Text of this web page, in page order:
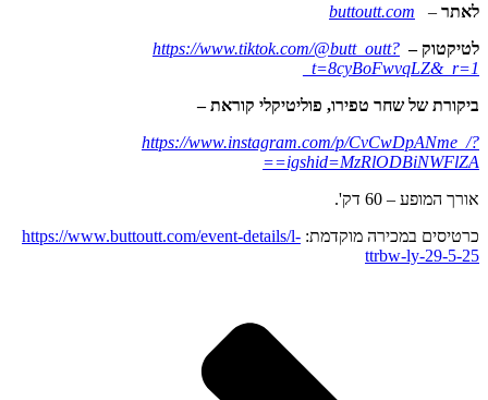
לאתר –
buttoutt.com
לטיקטוק – https://www.tiktok.com/@butt_outt?
_t=8cyBoFwvqLZ&_r=1
ביקורת של שחר טפירו, פוליטיקלי קוראת –
https://www.instagram.com/p/CvCwDpANme_/?
igshid=MzRlODBiNWFlZA==
אורך המופע – 60 דק'.
כרטיסים במכירה מוקדמת: https://www.buttoutt.com/event-details/l-
ttrbw-ly-29-5-25